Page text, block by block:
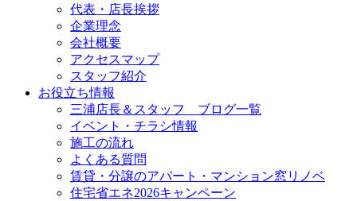
代表・店長挨拶
企業理念
会社概要
アクセスマップ
スタッフ紹介
お役立ち情報
三浦店長＆スタッフ ブログ一覧
イベント・チラシ情報
施工の流れ
よくある質問
賃貸・分譲のアパート・マンション窓リノベ
住宅省エネ2026キャンペーン